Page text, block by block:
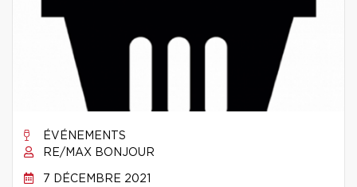
ÉVÉNEMENTS
RE/MAX BONJOUR
7 DÉCEMBRE 2021